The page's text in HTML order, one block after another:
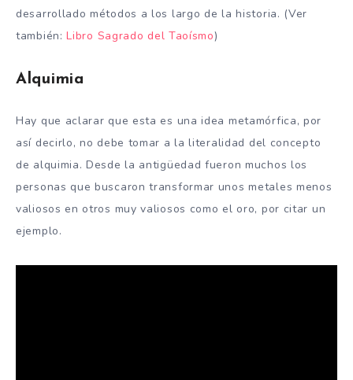
desarrollado métodos a los largo de la historia. (Ver
también:Libro Sagrado del Taoísmo)
Alquimia
Hay que aclarar que esta es una idea metamórfica, por
así decirlo, no debe tomar a la literalidad del concepto
de alquimia. Desde la antigüedad fueron muchos los
personas que buscaron transformar unos metales menos
valiosos en otros muy valiosos como el oro, por citar un
ejemplo.